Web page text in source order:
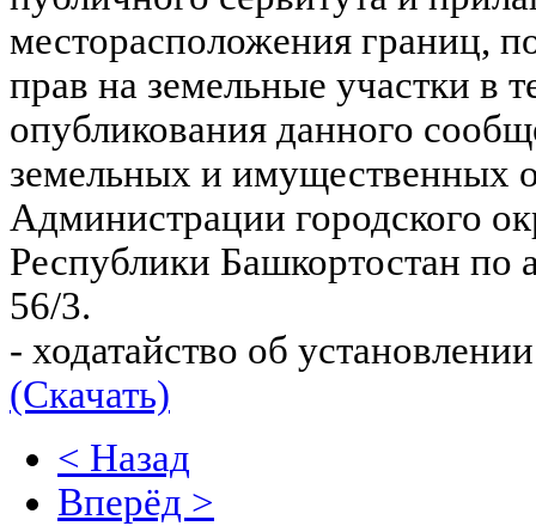
месторасположения границ,
прав на земельные участки в
опубликования данного
земельных и имущественных
Администрации городского
Республики Башкортостан по
56/3.
- ходатайство об
(Скачать)
< Назад
Вперёд >